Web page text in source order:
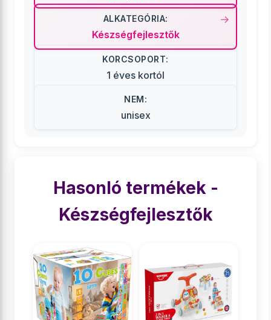
ALKATEGÓRIA:
Készségfejlesztők
KORCSOPORT:
1 éves kortól
NEM:
unisex
Hasonló termékek -
Készségfejlesztők